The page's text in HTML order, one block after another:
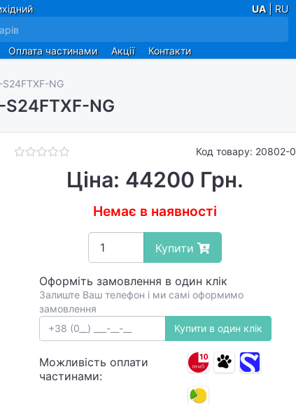
UA| RU
Оплата частинами Акції Контакти
NG
NG
Код товару: 20802-0
Ціна: 44200 Грн.
Немає в наявності
Купити
Оформіть замовлення в один клік
Залиште Ваш телефон і ми самі оформимо
замовлення
Купити в один клік
Можливість оплати
частинами: